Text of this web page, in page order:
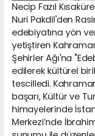
Necip Fazıl
Nuri Pakdil'den
edebiyatına yön
yetiştiren
Şehirler Ağı'na
edilerek kültürel
tescilledi.
başarı, Kültür ve
himayelerinde
Merkezi’nde